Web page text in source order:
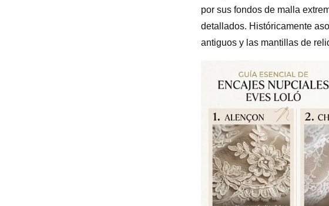
por sus fondos de malla
detallados. Históricamente
antiguos y las mantillas de